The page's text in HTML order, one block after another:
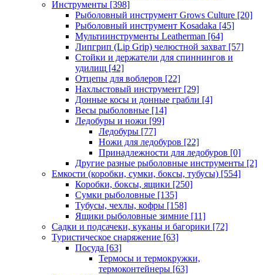
Инструменты [398]
Рыболовный инструмент Grows Culture [20]
Рыболовный инструмент Kosadaka [45]
Мультиинструменты Leatherman [64]
Липгрип (Lip Grip) челюстной захват [57]
Стойки и держатели для спиннингов и
удилищ [42]
Отцепы для воблеров [22]
Нахлыстовый инструмент [29]
Донные косы и донные грабли [4]
Весы рыболовные [14]
Ледобуры и ножи [99]
Ледобуры [77]
Ножи для ледобуров [22]
Принадлежности для ледобуров [0]
Другие разные рыболовные инструменты [2]
Емкости (коробки, сумки, боксы, тубусы) [554]
Коробки, боксы, ящики [250]
Сумки рыболовные [135]
Тубусы, чехлы, кофры [158]
Ящики рыболовные зимние [11]
Садки и подсачеки, куканы и багорики [72]
Туристическое снаряжение [63]
Посуда [63]
Термосы и термокружки,
термоконтейнеры [63]